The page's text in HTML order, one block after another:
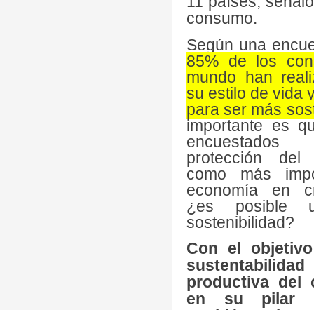
consumo.
Según una
85% de los
mundo han
su estilo de vida
para ser más
importante es
protección del
como más
economía en
¿es posible
sostenibilidad?
Con el
productiva del
en su pilar